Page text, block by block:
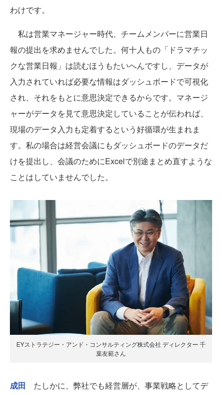
わけです。
私は営業マネージャー時代、チームメンバーに営業日
報の提出を求めませんでした。何十人もの「ドラマチッ
クな営業日報」は読むほうもたいへんですし、データが
入力されていれば必要な情報はダッシュボードで可視化
され、それをもとに意思決定できるからです。マネージ
ャーがデータを見て意思決定していることが伝われば、
現場のデータ入力も定着するという好循環が生まれま
す。私の場合は経営会議にもダッシュボードのデータだ
けを提出し、会議のためにExcelで別途まとめ直すような
ことはしていませんでした。
EYストラテジー・アンド・コンサルティング株式会社 ディレクター 千
葉友範さん
成田 たしかに、弊社でも経営層が、事業戦略としてデ